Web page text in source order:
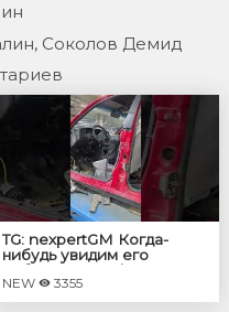
Соколов Демид
TG: nexpertGM Когда-
нибудь увидим его
собранным? #shorts
#независимыйэксперт
#георгиймедведев #авто
NEW 3355